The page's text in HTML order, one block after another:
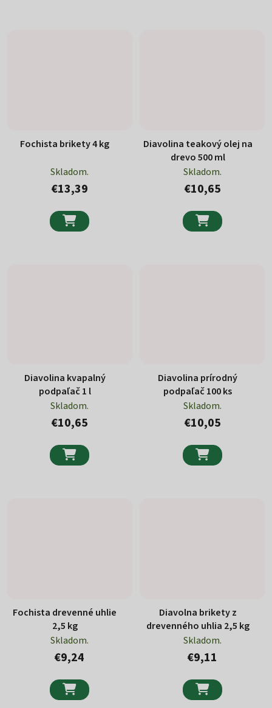
Fochista brikety 4 kg
Skladom.
€13,39

Diavolina teakový olej na
drevo 500 ml
Skladom.
€10,65

Diavolina kvapalný
podpaľač 1 l
Skladom.
€10,65

Diavolina prírodný
podpaľač 100 ks
Skladom.
€10,05

Fochista drevenné uhlie
2,5 kg
Skladom.
€9,24

Diavolna brikety z
drevenného uhlia 2,5 kg
Skladom.
€9,11
